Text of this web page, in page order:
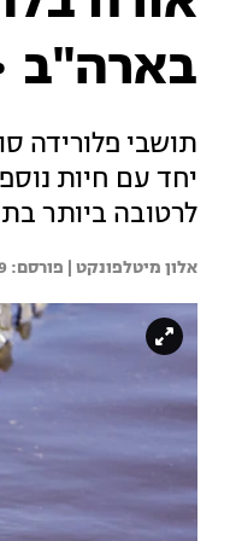
בארה"ב
תושבי פלורידה
לרטובה ביותר
אלון מיטלפונקט |